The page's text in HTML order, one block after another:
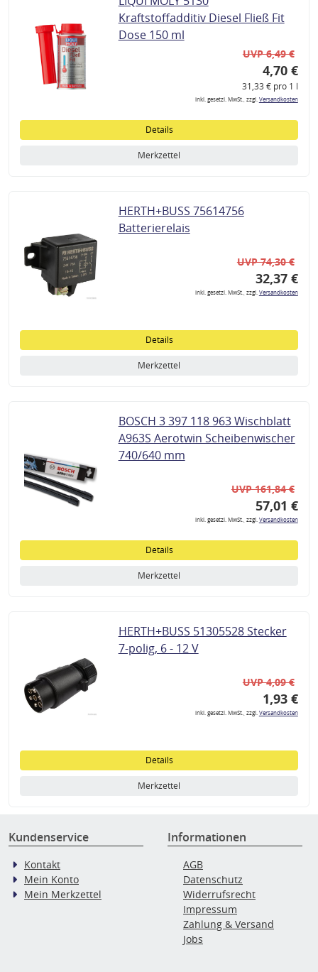
Kraftstoffadditiv Diesel Fließ Fit
Dose 150 ml
UVP 6,49 €
4,70 €
31,33 € pro 1 l
inkl. gesetzl. MwSt., zzgl.Versandkosten
Details
Merkzettel
HERTH+BUSS 75614756
Batterierelais
UVP 74,30 €
32,37 €
inkl. gesetzl. MwSt., zzgl.Versandkosten
Details
Merkzettel
BOSCH 3 397 118 963 Wischblatt
A963S Aerotwin Scheibenwischer
740/640 mm
UVP 161,84 €
57,01 €
inkl. gesetzl. MwSt., zzgl.Versandkosten
Details
Merkzettel
HERTH+BUSS 51305528 Stecker
7-polig, 6 - 12 V
UVP 4,09 €
1,93 €
inkl. gesetzl. MwSt., zzgl.Versandkosten
Details
Merkzettel
Kundenservice
Kontakt
Mein Konto
Mein Merkzettel
Informationen
AGB
Datenschutz
Widerrufsrecht
Impressum
Zahlung & Versand
Jobs